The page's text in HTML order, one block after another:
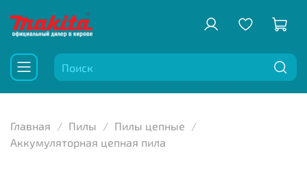
Главная Пилы
Пилы цепные
Аккумуляторная цепная пила